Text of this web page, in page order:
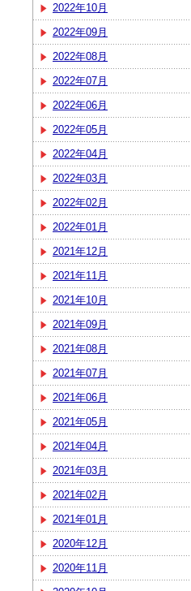
2022年10月
2022年09月
2022年08月
2022年07月
2022年06月
2022年05月
2022年04月
2022年03月
2022年02月
2022年01月
2021年12月
2021年11月
2021年10月
2021年09月
2021年08月
2021年07月
2021年06月
2021年05月
2021年04月
2021年03月
2021年02月
2021年01月
2020年12月
2020年11月